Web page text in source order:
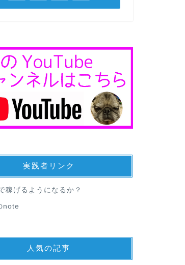
実践者リンク
稼げるようになるか？
note
人気の記事